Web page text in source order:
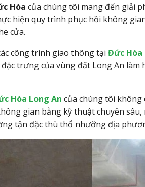
Hòa của chúng tôi mang đến giải
hiện quy trình phục hồi không
cửa.
công trình giao thông tại Đức Hòa
trưng của vùng đất Long An làm
Hòa Long An của chúng tôi không
gian bằng kỹ thuật chuyên
tận đặc thù thổ nhưỡng địa